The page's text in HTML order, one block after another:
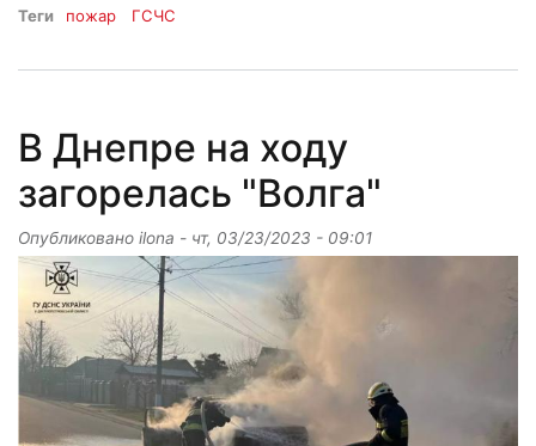
Теги пожар ГСЧС
В Днепре на ходу
загорелась "Волга"
Опубликовано ilona - чт, 03/23/2023 - 09:01